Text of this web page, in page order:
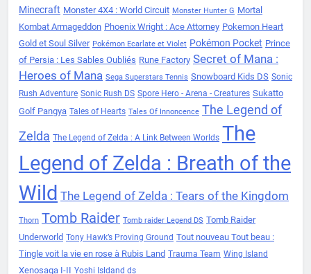
Minecraft Monster 4X4 : World Circuit Monster Hunter G Mortal
Kombat Armageddon Phoenix Wright : Ace Attorney Pokemon Heart
Gold et Soul Silver Pokémon Ecarlate et Violet Pokémon Pocket Prince
of Persia : Les Sables Oubliés Rune Factory Secret of Mana :
Heroes of Mana Sega Superstars Tennis Snowboard Kids DS Sonic
Rush Adventure Sonic Rush DS Spore Hero - Arena - Creatures Sukatto
Golf Pangya Tales of Hearts Tales Of Innoncence The Legend of
Zelda The Legend of Zelda : A Link Between Worlds The
Legend of Zelda : Breath of the
Wild The Legend of Zelda : Tears of the Kingdom
Thorn Tomb Raider Tomb raider Legend DS Tomb Raider
Underworld Tony Hawk’s Proving Ground Tout nouveau Tout beau :
Tingle voit la vie en rose à Rubis Land Trauma Team Wing Island
Xenosaga I-II Yoshi Isldand ds